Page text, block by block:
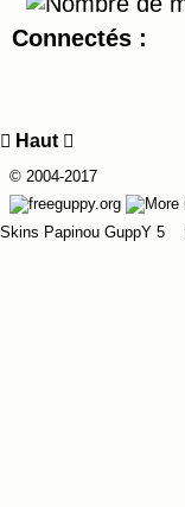
Connectés :
 Haut 
© 2004-2017
Skins Papinou GuppY 5